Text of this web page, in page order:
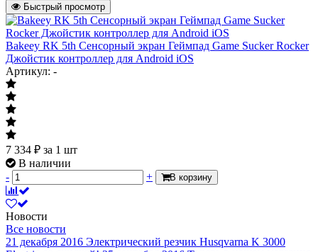
Быстрый просмотр
Bakeey RK 5th Сенсорный экран Геймпад Game Sucker Rocker
Джойстик контроллер для Android iOS
Артикул: -
7 334 ₽ за 1 шт
В наличии
-
+ В корзину
Новости
Все новости
21 декабря 2016 Электрический резчик Husqvarna K 3000